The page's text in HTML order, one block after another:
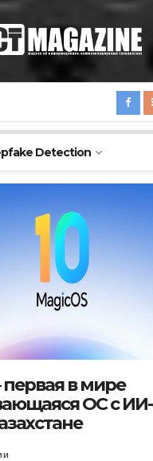
Detection
первая в мире
ОС с ИИ-